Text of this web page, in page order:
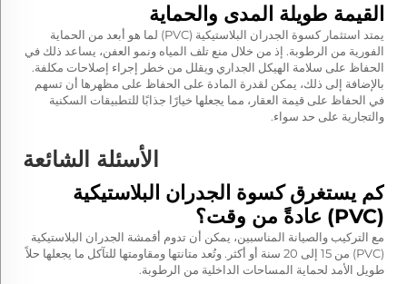
القيمة طويلة المدى والحماية
يمتد استثمار كسوة الجدران البلاستيكية (PVC) لما هو أبعد من الحماية
الفورية من الرطوبة. إذ من خلال منع تلف المياه ونمو العفن، يساعد ذلك في
الحفاظ على سلامة الهيكل الجداري ويقلل من خطر إجراء إصلاحات مكلفة.
بالإضافة إلى ذلك، يمكن لقدرة المادة على الحفاظ على مظهرها أن تسهم
في الحفاظ على قيمة العقار، مما يجعلها خيارًا جذابًا للتطبيقات السكنية
والتجارية على حد سواء.
الأسئلة الشائعة
كم يستغرق كسوة الجدران البلاستيكية
(PVC) عادةً من وقت؟
مع التركيب والصيانة المناسبين، يمكن أن تدوم أقمشة الجدران البلاستيكية
(PVC) من 15 إلى 20 سنة أو أكثر. وتُعد متانتها ومقاومتها للتآكل ما يجعلها حلاً
طويل الأمد لحماية المساحات الداخلية من الرطوبة.